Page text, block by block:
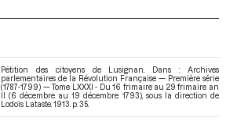
Pétition des citoyens de Lusignan. Dans : Archives
parlementaires de la Révolution Française — Première série
(1787-1799) — Tome LXXXI - Du 16 frimaire au 29 frimaire an
II (6 décembre au 19 décembre 1793), sous la direction de
Lodoïs Lataste. 1913. p. 35.